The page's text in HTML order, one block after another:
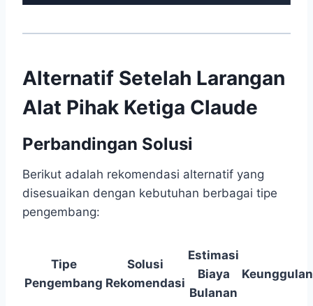
Alternatif Setelah Larangan
Alat Pihak Ketiga Claude
Perbandingan Solusi
Berikut adalah rekomendasi alternatif yang
disesuaikan dengan kebutuhan berbagai tipe
pengembang:
Tipe
Pengembang
Solusi
Rekomendasi
Estimasi
Biaya
Bulanan
Keunggulan